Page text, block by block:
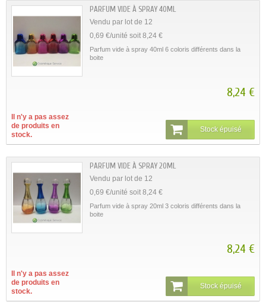
PARFUM VIDE À SPRAY 40ML
Vendu par lot de 12
0,69 €/unité soit 8,24 €
Parfum vide à spray 40ml 6 coloris différents dans la
boite
8,24 €
Il n'y a pas assez
de produits en
stock.
Stock épuisé
PARFUM VIDE À SPRAY 20ML
Vendu par lot de 12
0,69 €/unité soit 8,24 €
Parfum vide à spray 20ml 3 coloris différents dans la
boite
8,24 €
Il n'y a pas assez
de produits en
stock.
Stock épuisé